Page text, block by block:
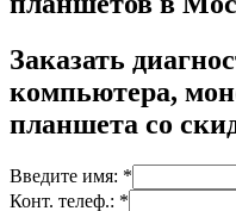
Заказать
компьютера,
планшета со
Введите имя: *
Конт. телеф.: *